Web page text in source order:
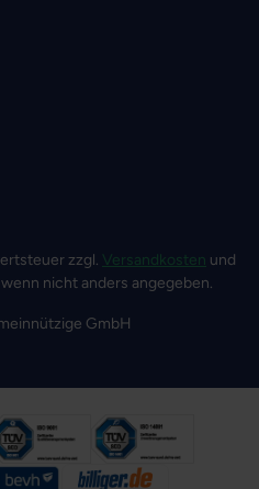
zzgl. Versandkosten und
nicht anders angegeben.
GmbH